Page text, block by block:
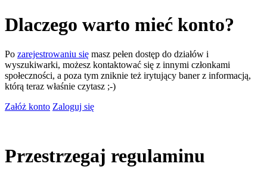
Dlaczego warto mieć konto?
Po zarejestrowaniu się masz pełen dostęp do działów i
wyszukiwarki, możesz kontaktować się z innymi członkami
społeczności, a poza tym zniknie też irytujący baner z informacją,
którą teraz właśnie czytasz ;-)
Załóż konto Zaloguj się
Przestrzegaj regulaminu